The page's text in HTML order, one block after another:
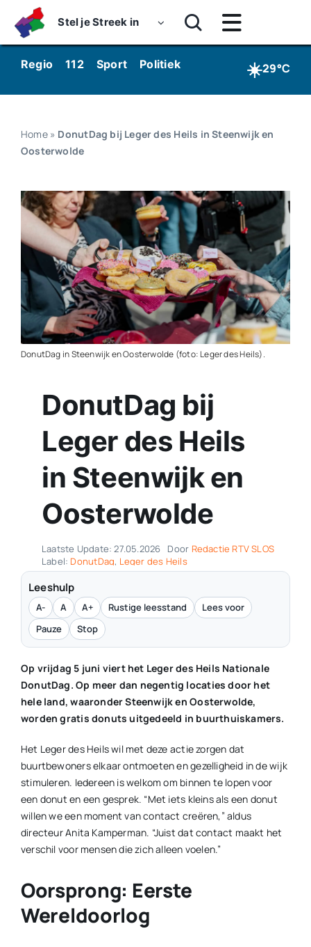
content
Stel je Streek in
Toggle
Navigatie
Home
Nieuws
Luister
Kijk
Over ons
Werken bij Streekomroep ‘De Werven’
Contact
Regio 112 Sport Politiek Kunst & Cultuur
☀️29°C
Home» DonutDag bij Leger des Heils in Steenwijk en
Oosterwolde
DonutDag in Steenwijk en Oosterwolde (foto: Leger des Heils).
DonutDag bij
Leger des Heils
in Steenwijk en
Oosterwolde
Laatste Update: 27.05.2026 Door Redactie RTV SLOS
Label: DonutDag, Leger des Heils
Leeshulp
A- A A+ Rustige leesstand
Lees voor
Pauze
Stop
Op vrijdag 5 juni viert het Leger des Heils Nationale
DonutDag. Op meer dan negentig locaties door het
hele land, waaronder Steenwijk en Oosterwolde,
worden gratis donuts uitgedeeld in buurthuiskamers.
Het Leger des Heils wil met deze actie zorgen dat
buurtbewoners elkaar ontmoeten en gezelligheid in de wijk
stimuleren. Iedereen is welkom om binnen te lopen voor
een donut en een gesprek. “Met iets kleins als een donut
willen we een moment van contact creëren,” aldus
directeur Anita Kamperman. “Juist dat contact maakt het
verschil voor mensen die zich alleen voelen.”
Oorsprong: Eerste
Wereldoorlog